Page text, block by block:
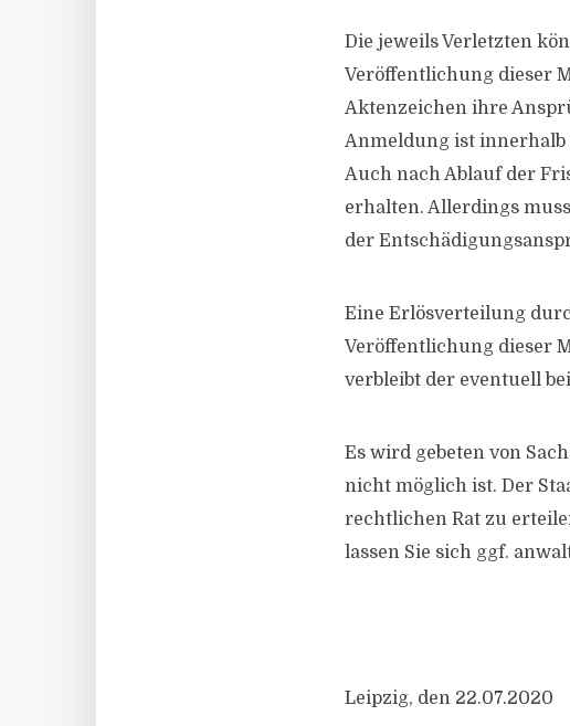
Die jeweils Verletzten
Veröffentlichung dieser
Aktenzeichen ihre
Anmeldung ist innerhalb
Auch nach Ablauf der
erhalten. Allerdings
der
Eine Erlösverteilung
Veröffentlichung dieser
verbleibt der eventuell
Es wird gebeten von
nicht möglich ist. Der
rechtlichen Rat zu
lassen Sie sich ggf.
Leipzig, den 22.07.2020